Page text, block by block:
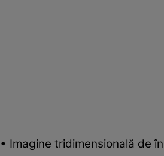
• Imagine tridimensională de